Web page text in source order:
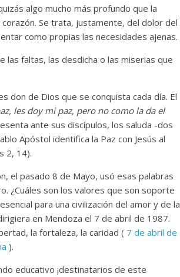
algo mucho más profundo que la
Se trata, justamente, del dolor del
como propias las necesidades ajenas.
las faltas, las desdicha o las miserias que
don de Dios que se conquista cada día. El
les doy mi paz, pero no como la da el
ante sus discípulos, los saluda -dos
Apóstol identifica la Paz con Jesús al
2, 14).
el pasado 8 de Mayo, usó esas palabras
¿Cuáles son los valores que son soporte
para una civilización del amor y de la
en Mendoza el 7 de abril de 1987.
la fortaleza, la caridad ( 7 de abril de
).
educativo ¡destinatarios de este